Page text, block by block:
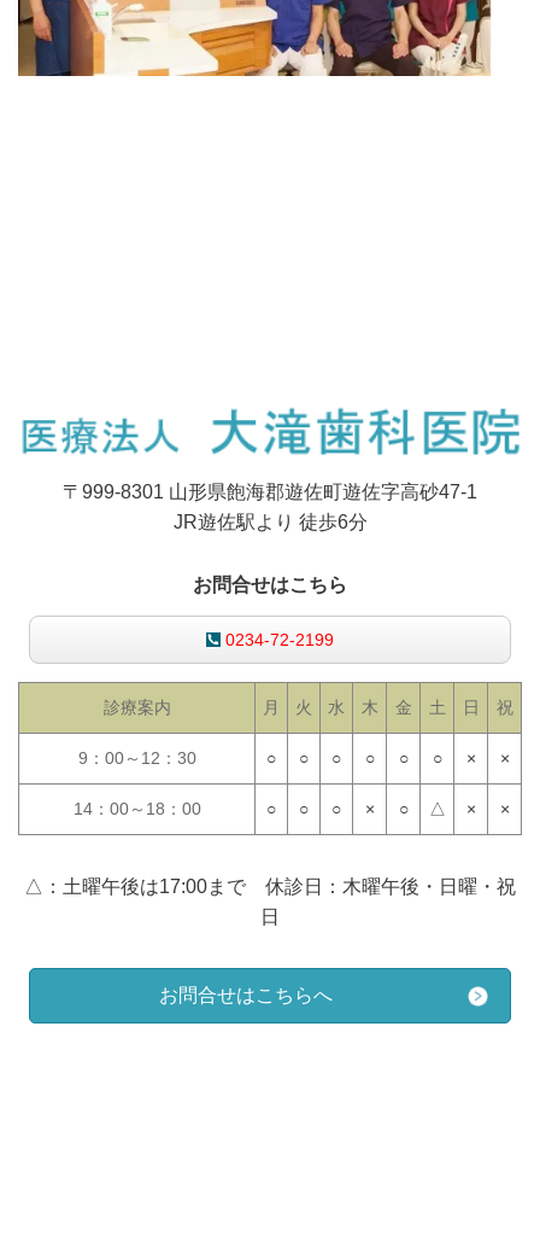
〒999-8301 山形県飽海郡遊佐町遊佐字高砂47-1
JR遊佐駅より 徒歩6分
お問合せはこちら
0234-72-2199
診療案内 月 火 水 木 金 土 日 祝
9：00～12：30 ○ ○ ○ ○ ○ ○ × ×
14：00～18：00 ○ ○ ○ × ○ △ × ×
△：土曜午後は17:00まで 休診日：木曜午後・日曜・祝
日
お問合せはこちらへ